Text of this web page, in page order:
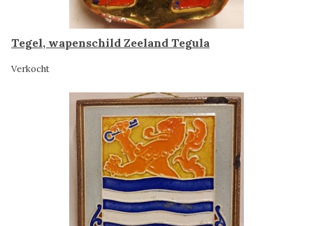
Tegel, wapenschild Zeeland Tegula
Verkocht